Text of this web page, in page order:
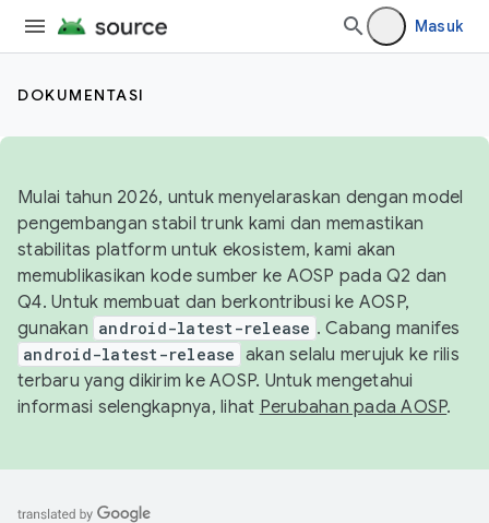
Masuk
DOKUMENTASI
Mulai tahun 2026, untuk menyelaraskan dengan model
pengembangan stabil trunk kami dan memastikan
stabilitas platform untuk ekosistem, kami akan
memublikasikan kode sumber ke AOSP pada Q2 dan
Q4. Untuk membuat dan berkontribusi ke AOSP,
gunakan android-latest-release . Cabang manifes
android-latest-release akan selalu merujuk ke rilis
terbaru yang dikirim ke AOSP. Untuk mengetahui
informasi selengkapnya, lihat Perubahan pada AOSP.